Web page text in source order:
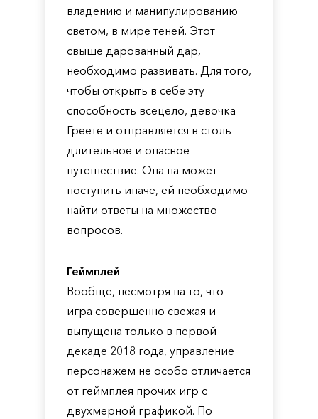
владению и манипулированию
светом, в мире теней. Этот
свыше дарованный дар,
необходимо развивать. Для того,
чтобы открыть в себе эту
способность всецело, девочка
Греете и отправляется в столь
длительное и опасное
путешествие. Она на может
поступить иначе, ей необходимо
найти ответы на множество
вопросов.
Геймплей
Вообще, несмотря на то, что
игра совершенно свежая и
выпущена только в первой
декаде 2018 года, управление
персонажем не особо отличается
от геймплея прочих игр с
двухмерной графикой. По